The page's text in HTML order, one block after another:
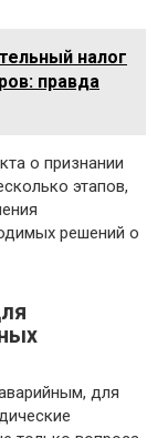
налог
правда
о признании
этапов,
решений о
для